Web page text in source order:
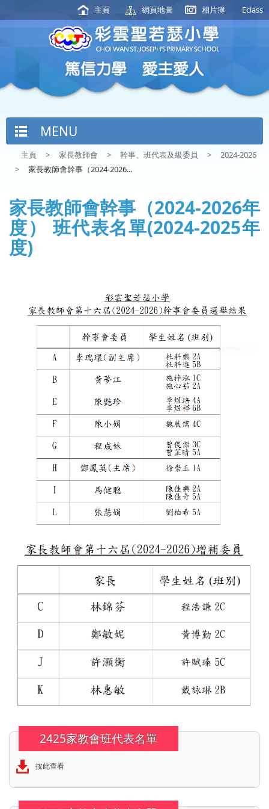
主頁 網頁地圖 相片簿 Eclass
MENU
主頁 > 家長教師會 > 幹事、班代表及級委員 >
2024-2026
>
家長教師會幹事（2024-2026...
家長教師會幹事（2024-2026年
度） 班代表名單(2024-2025年
度)
2425家教會班代表名單
按此查看